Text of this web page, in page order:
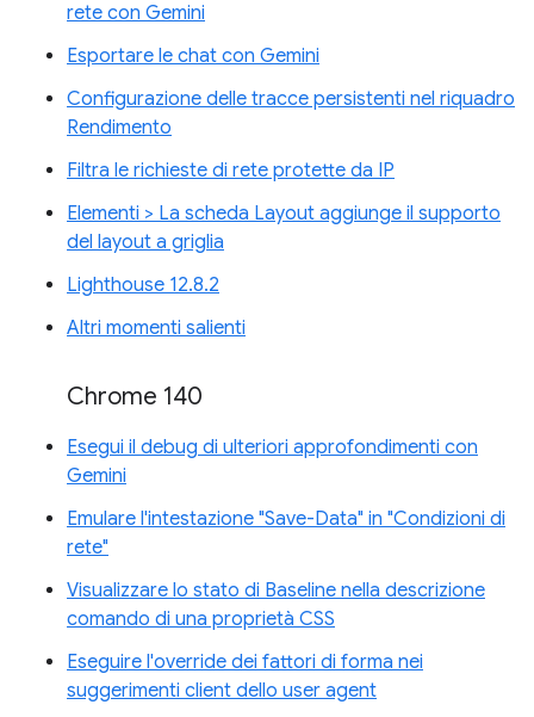
rete con Gemini
Esportare le chat con Gemini
Configurazione delle tracce persistenti nel riquadro
Rendimento
Filtra le richieste di rete protette da IP
Elementi > La scheda Layout aggiunge il supporto
del layout a griglia
Lighthouse 12.8.2
Altri momenti salienti
Chrome 140
Esegui il debug di ulteriori approfondimenti con
Gemini
Emulare l'intestazione "Save-Data" in "Condizioni di
rete"
Visualizzare lo stato di Baseline nella descrizione
comando di una proprietà CSS
Eseguire l'override dei fattori di forma nei
suggerimenti client dello user agent